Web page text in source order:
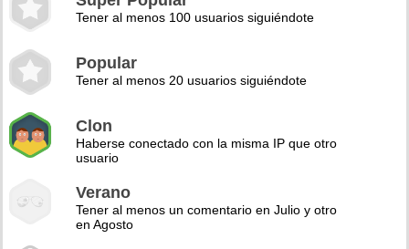
Tener al menos 100 usuarios siguiéndote
Popular
Tener al menos 20 usuarios siguiéndote
Clon
Haberse conectado con la misma IP que otro
usuario
Verano
Tener al menos un comentario en Julio y otro
en Agosto